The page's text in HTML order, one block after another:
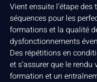
Vient ensuite l’étape
séquences pour les
formations et la qualité
dysfonctionnements
Des répétitions en
et s’assurer que le
formation et un